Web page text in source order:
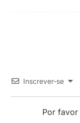
Inscrever-se
Por